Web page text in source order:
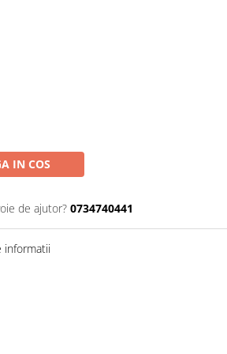
IN COS
de ajutor? 0734740441
informatii